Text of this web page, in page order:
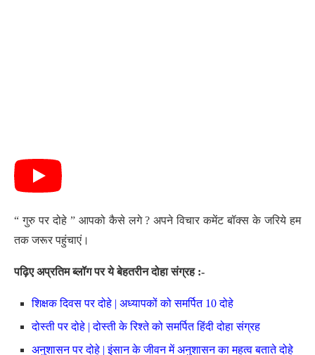
“ गुरु पर दोहे ” आपको कैसे लगे ? अपने विचार कमेंट बॉक्स के जरिये हम
तक जरूर पहुंचाएं।
पढ़िए अप्रतिम ब्लॉग पर ये बेहतरीन दोहा संग्रह :-
शिक्षक दिवस पर दोहे | अध्यापकों को समर्पित 10 दोहे
दोस्ती पर दोहे | दोस्ती के रिश्ते को समर्पित हिंदी दोहा संग्रह
अनुशासन पर दोहे | इंसान के जीवन में अनुशासन का महत्व बताते दोहे